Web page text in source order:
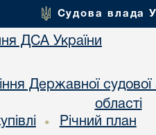
Судова влада
ДСА України
Державної судової
області
• Річний план